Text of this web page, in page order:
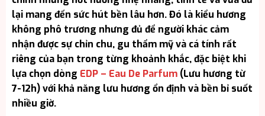
lại mang đến sức hút bền lâu hơn. Đó là kiểu hương
không phô trương nhưng đủ để người khác cảm
nhận được sự chỉn chu, gu thẩm mỹ và cá tính rất
riêng của bạn trong từng khoảnh khắc, đặc biệt khi
lựa chọn dòng EDP – Eau De Parfum(Lưu hương từ
7-12h) với khả năng lưu hương ổn định và bền bỉ suốt
nhiều giờ.